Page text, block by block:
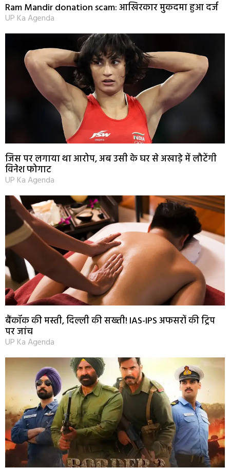
Ram Mandir donation scam: आखिरकार मुकदमा हुआ दर्ज
UP Ka Agenda
जिस पर लगाया था आरोप, अब उसी के घर से अखाड़े में लौटेंगी
विनेश फोगाट
UP Ka Agenda
बैंकॉक की मस्ती, दिल्ली की सख्ती! IAS-IPS अफसरों की ट्रिप
पर जांच
UP Ka Agenda